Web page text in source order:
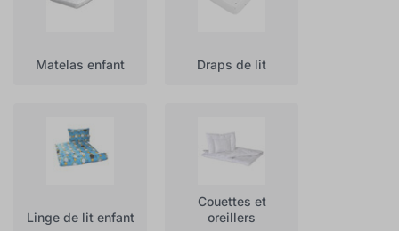
Matelas enfant Draps de lit
Linge de lit enfant
Couettes et
oreillers